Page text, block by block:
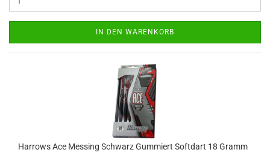
IN DEN WARENKORB
Har­rows Ace Mes­sing Schwarz Gum­mi­ert Softdart 18 Gramm